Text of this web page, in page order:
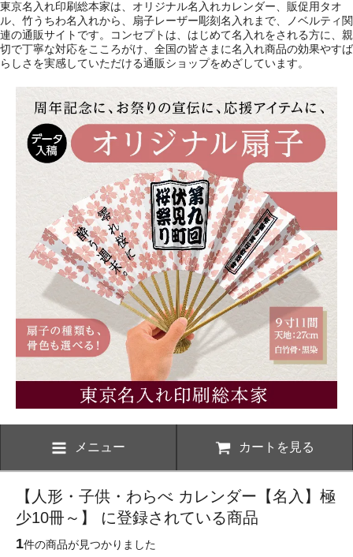
東京名入れ印刷総本家は、オリジナル名入れカレンダー、販促用タオ
ル、竹うちわ名入れから、扇子レーザー彫刻名入れまで、ノベルティ関
連の通販サイトです。コンセプトは、はじめて名入れをされる方に、親
切で丁寧な対応をこころがけ、全国の皆さまに名入れ商品の効果やすば
らしさを実感していただける通販ショップをめざしています。
メニュー カートを見る
【人形・子供・わらべ カレンダー【名入】極
少10冊～】 に登録されている商品
1件の商品が見つかりました